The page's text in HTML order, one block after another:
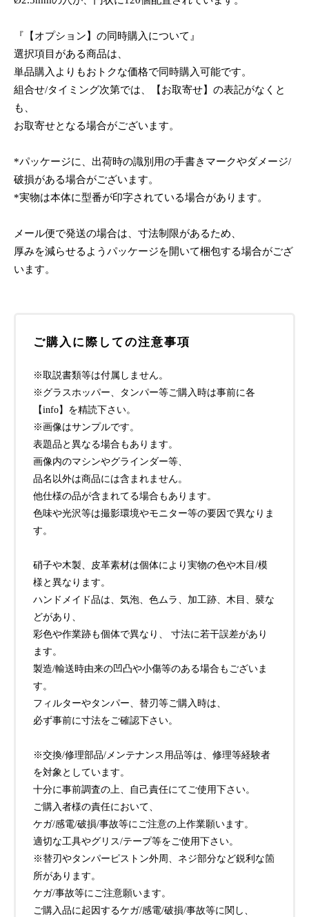
『【オプション】の同時購入について』
選択項目がある商品は、
単品購入よりもおトクな価格で同時購入可能です。
組合せ/タイミング次第では、【お取寄せ】の表記がなくと
も、
お取寄せとなる場合がございます。
*パッケージに、出荷時の識別用の手書きマークやダメージ/
破損がある場合がございます。
*実物は本体に型番が印字されている場合があります。
メール便で発送の場合は、寸法制限があるため、
厚みを減らせるようパッケージを開いて梱包する場合がござ
います。
ご購入に際しての注意事項
※取説書類等は付属しません。
※グラスホッパー、タンパー等ご購入時は事前に各
【info】を精読下さい。
※画像はサンプルです。
表題品と異なる場合もあります。
画像内のマシンやグラインダー等、
品名以外は商品には含まれません。
他仕様の品が含まれてる場合もあります。
色味や光沢等は撮影環境やモニター等の要因で異なりま
す。
硝子や木製、皮革素材は個体により実物の色や木目/模
様と異なります。
ハンドメイド品は、気泡、色ムラ、加工跡、木目、襞な
どがあり、
彩色や作業跡も個体で異なり、 寸法に若干誤差があり
ます。
製造/輸送時由来の凹凸や小傷等のある場合もございま
す。
フィルターやタンパー、替刃等ご購入時は、
必ず事前に寸法をご確認下さい。
※交換/修理部品/メンテナンス用品等は、修理等経験者
を対象としています。
十分に事前調査の上、自己責任にてご使用下さい。
ご購入者様の責任において、
ケガ/感電/破損/事故等にご注意の上作業願います。
適切な工具やグリス/テープ等をご使用下さい。
※替刃やタンパーピストン外周、ネジ部分など鋭利な箇
所があります。
ケガ/事故等にご注意願います。
ご購入品に起因するケガ/感電/破損/事故等に関し、